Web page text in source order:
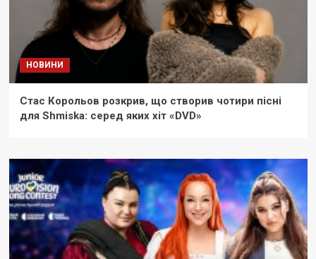
НОВИНИ
Стас Корольов розкрив, що створив чотири пісні
для Shmiska: серед яких хіт «DVD»